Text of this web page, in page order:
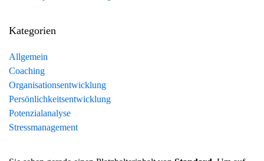
Kategorien
Allgemein
Coaching
Organisationsentwicklung
Persönlichkeitsentwicklung
Potenzialanalyse
Stressmanagement